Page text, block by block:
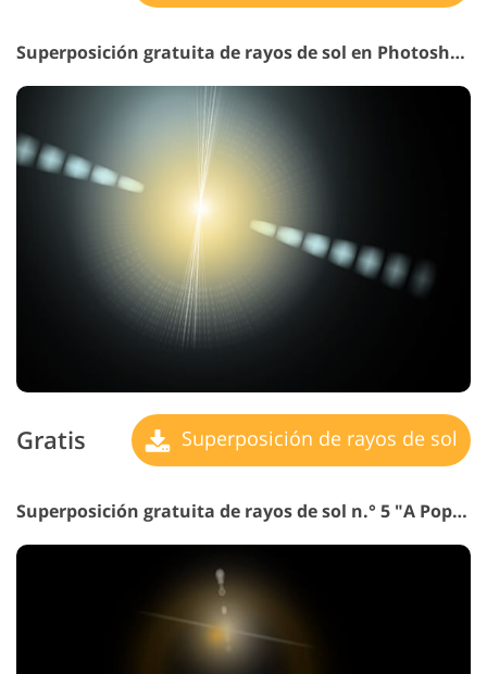
Superposición gratuita de rayos de sol en Photoshop n.º 4 "A Touch
Gratis Superposición de rayos de sol
Superposición gratuita de rayos de sol n.° 5 "A Popde